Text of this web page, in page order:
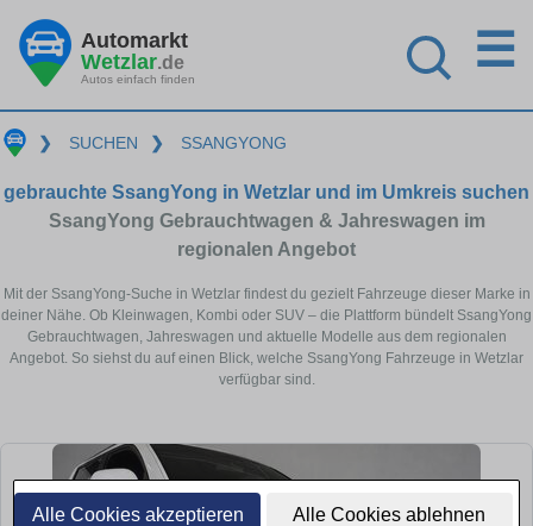
Alle Cookies akzeptieren Alle Cookies ablehnen
Automarkt
Wetzlar.de
Autos einfach finden
☰
❯ SUCHEN ❯ SSANGYONG
gebrauchte SsangYong in Wetzlar und im Umkreis suchen
SsangYong Gebrauchtwagen & Jahreswagen im
regionalen Angebot
Mit der SsangYong-Suche in Wetzlar findest du gezielt Fahrzeuge dieser Marke in
deiner Nähe. Ob Kleinwagen, Kombi oder SUV – die Plattform bündelt SsangYong
Gebrauchtwagen, Jahreswagen und aktuelle Modelle aus dem regionalen
Angebot. So siehst du auf einen Blick, welche SsangYong Fahrzeuge in Wetzlar
verfügbar sind.